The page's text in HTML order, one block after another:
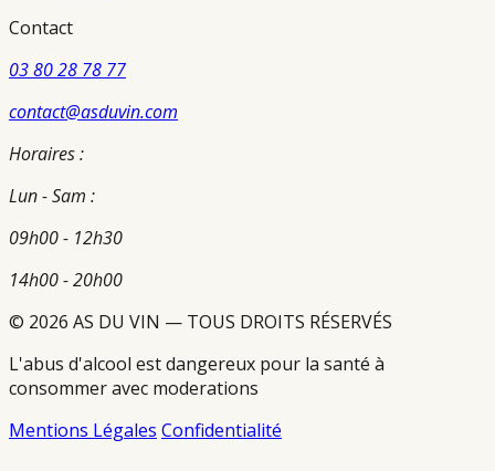
Contact
03 80 28 78 77
contact@asduvin.com
Horaires :
Lun - Sam :
09h00 - 12h30
14h00 - 20h00
© 2026 AS DU VIN — TOUS DROITS RÉSERVÉS
L'abus d'alcool est dangereux pour la santé à
consommer avec moderations
Mentions Légales Confidentialité